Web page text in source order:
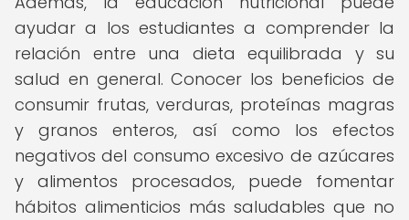
ayudar a los estudiantes a comprender la
relación entre una dieta equilibrada y su
salud en general. Conocer los beneficios de
consumir frutas, verduras, proteínas magras
y granos enteros, así como los efectos
negativos del consumo excesivo de azúcares
y alimentos procesados, puede fomentar
hábitos alimenticios más saludables que no